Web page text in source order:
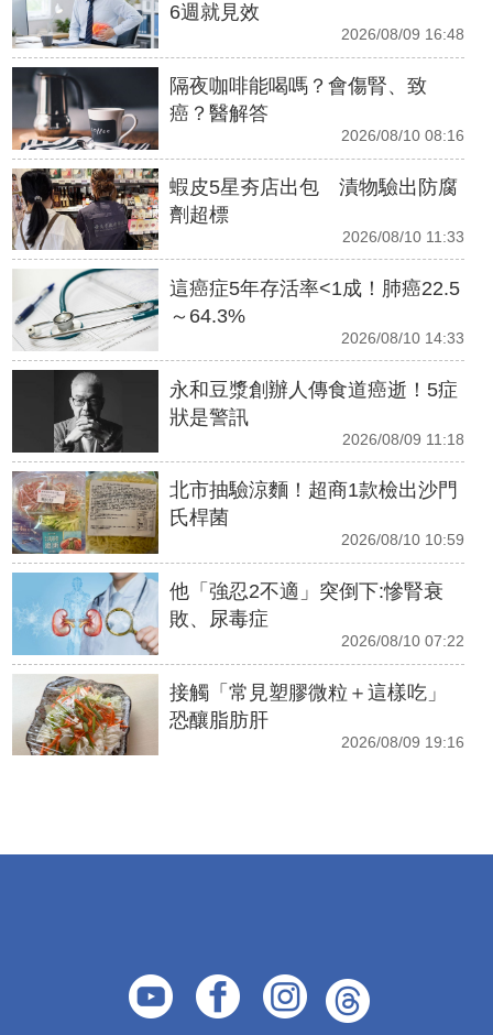
6週就見效
2026/08/09 16:48
隔夜咖啡能喝嗎？會傷腎、致
癌？醫解答
2026/08/10 08:16
蝦皮5星夯店出包 漬物驗出防腐
劑超標
2026/08/10 11:33
這癌症5年存活率<1成！肺癌22.5
～64.3%
2026/08/10 14:33
永和豆漿創辦人傳食道癌逝！5症
狀是警訊
2026/08/09 11:18
北市抽驗涼麵！超商1款檢出沙門
氏桿菌
2026/08/10 10:59
他「強忍2不適」突倒下:慘腎衰
敗、尿毒症
2026/08/10 07:22
接觸「常見塑膠微粒＋這樣吃」
恐釀脂肪肝
2026/08/09 19:16